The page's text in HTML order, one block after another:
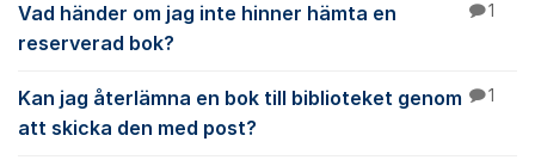
Vad händer om jag inte hinner hämta en
reserverad bok?
1
Kan jag återlämna en bok till biblioteket genom
att skicka den med post?
1